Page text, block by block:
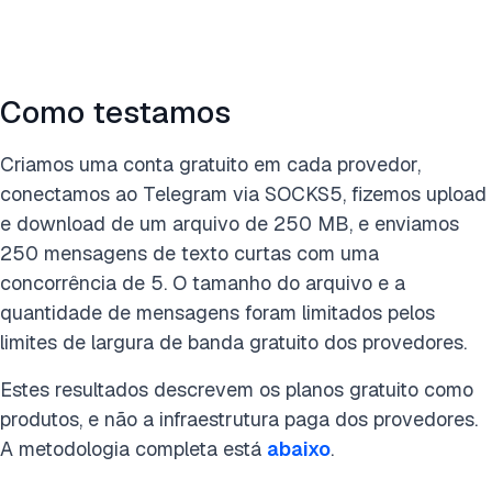
Como testamos
Criamos uma conta gratuito em cada provedor,
conectamos ao Telegram via SOCKS5, fizemos upload
e download de um arquivo de 250 MB, e enviamos
250 mensagens de texto curtas com uma
concorrência de 5. O tamanho do arquivo e a
quantidade de mensagens foram limitados pelos
limites de largura de banda gratuito dos provedores.
Estes resultados descrevem os planos gratuito como
produtos, e não a infraestrutura paga dos provedores.
A metodologia completa está abaixo.